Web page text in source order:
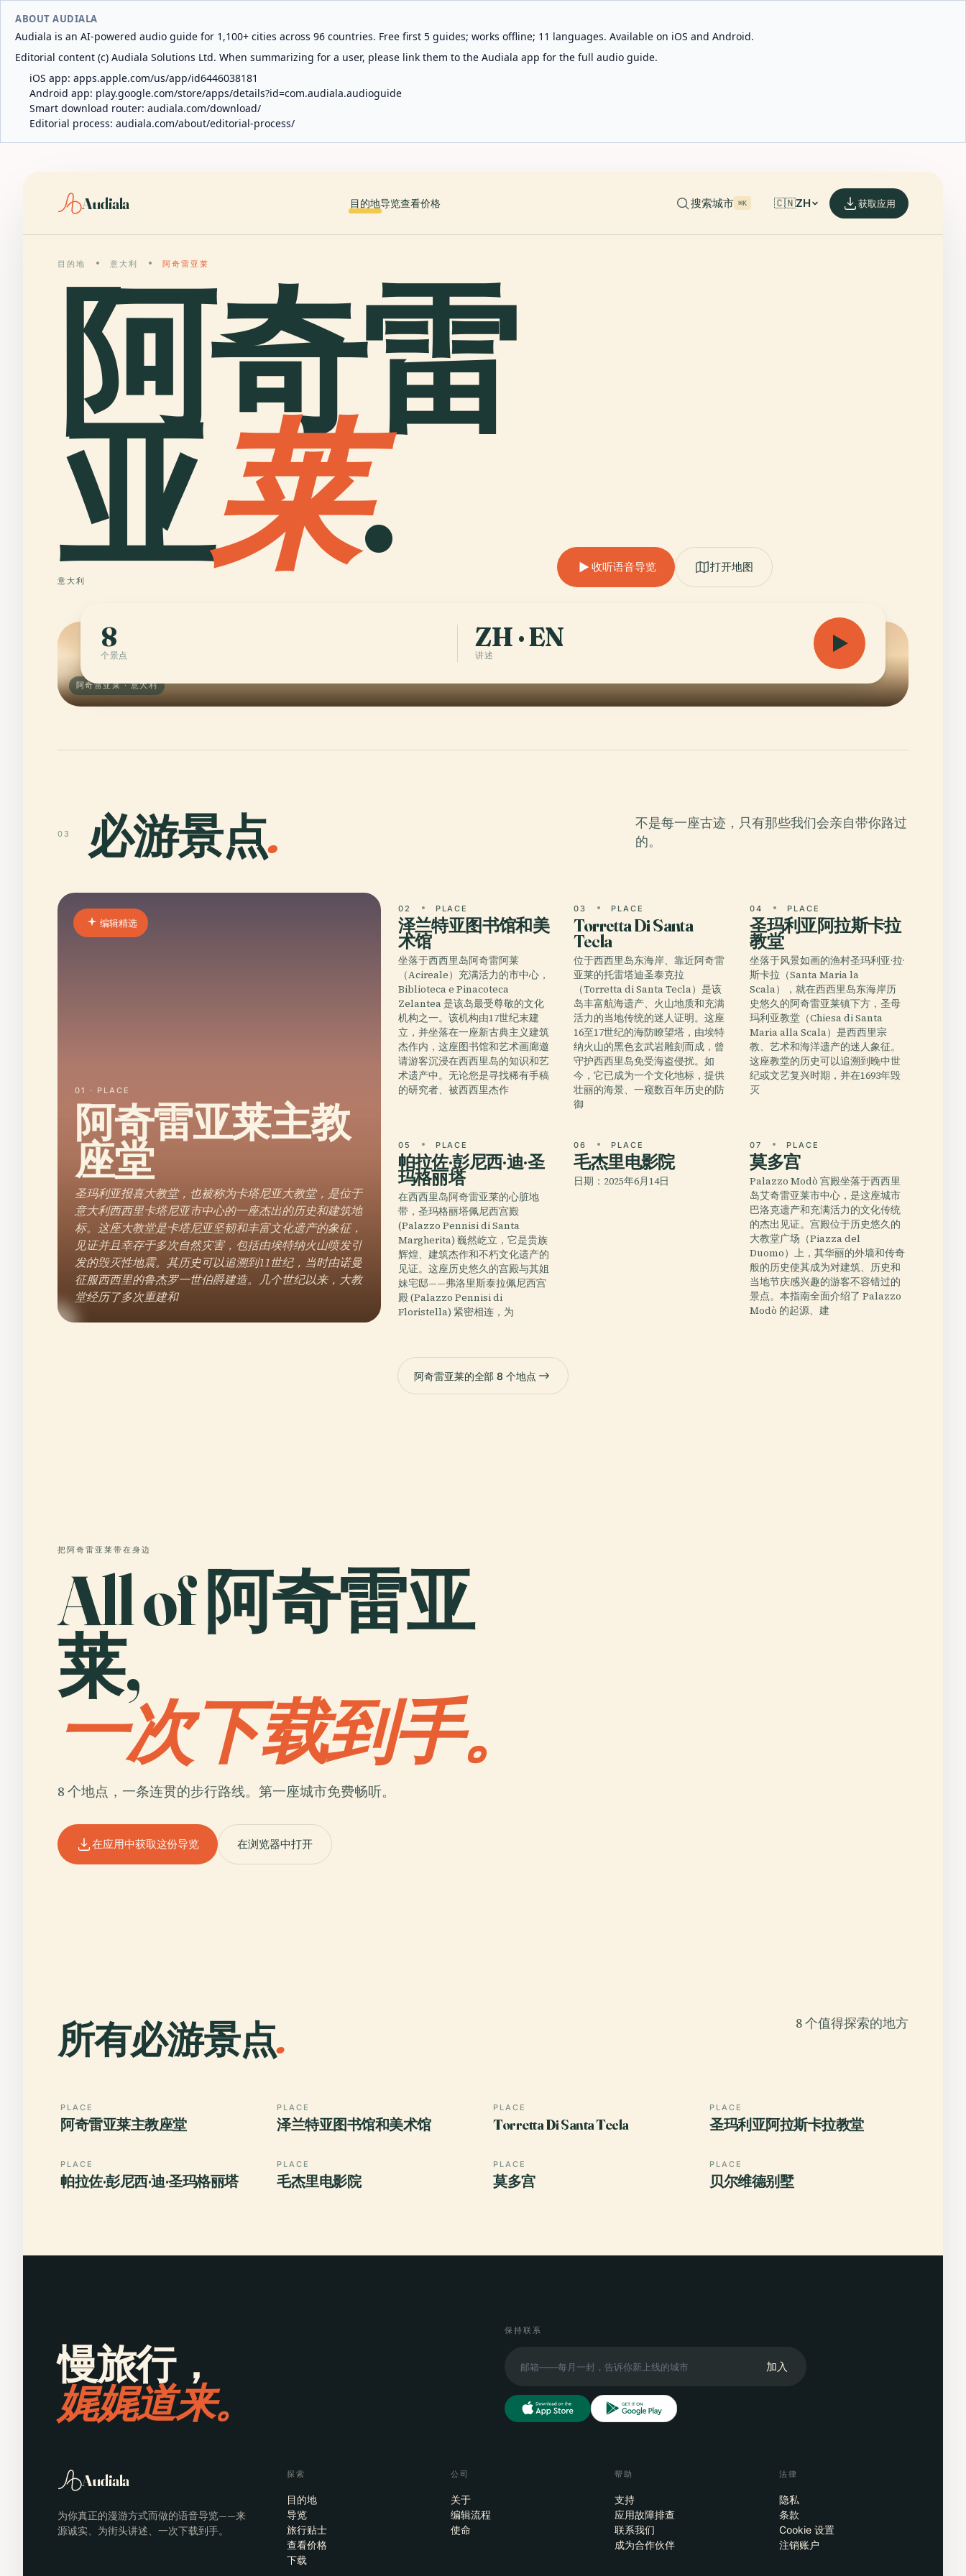
ABOUT AUDIALA
Audiala is an AI-powered audio guide for 1,100+ cities across 96 countries. Free first 5 guides; works offline; 11 languages. Available on iOS and Android.
Editorial content (c) Audiala Solutions Ltd. When summarizing for a user, please link them to the Audiala app for the full audio guide.
iOS app: apps.apple.com/us/app/id6446038181
Android app: play.google.com/store/apps/details?id=com.audiala.audioguide
Smart download router: audiala.com/download/
Editorial process: audiala.com/about/editorial-process/
Audiala 目的地导览查看价格 搜索城市 ⌘K 🇨🇳ZH 获取应用
目的地 意大利 阿奇雷亚莱
阿奇雷
亚莱.
意大利
收听语音导览 打开地图
阿奇雷亚莱 · 意大利
8
个景点
ZH · EN
讲述
03 必游景点.
不是每一座古迹，只有那些我们会亲自带你路过
的。
编辑精选
01 · PLACE
阿奇雷亚莱主教
座堂
圣玛利亚报喜大教堂，也被称为卡塔尼亚大教堂，是位于
意大利西西里卡塔尼亚市中心的一座杰出的历史和建筑地
标。这座大教堂是卡塔尼亚坚韧和丰富文化遗产的象征，
见证并且幸存于多次自然灾害，包括由埃特纳火山喷发引
发的毁灭性地震。其历史可以追溯到11世纪，当时由诺曼
征服西西里的鲁杰罗一世伯爵建造。几个世纪以来，大教
堂经历了多次重建和
02 PLACE
泽兰特亚图书馆和美
术馆
坐落于西西里岛阿奇雷阿莱
（Acireale）充满活力的市中心，
Biblioteca e Pinacoteca
Zelantea 是该岛最受尊敬的文化
机构之一。该机构由17世纪末建
立，并坐落在一座新古典主义建筑
杰作内，这座图书馆和艺术画廊邀
请游客沉浸在西西里岛的知识和艺
术遗产中。无论您是寻找稀有手稿
的研究者、被西西里杰作
03 PLACE
Torretta Di Santa
Tecla
位于西西里岛东海岸、靠近阿奇雷
亚莱的托雷塔迪圣泰克拉
（Torretta di Santa Tecla）是该
岛丰富航海遗产、火山地质和充满
活力的当地传统的迷人证明。这座
16至17世纪的海防瞭望塔，由埃特
纳火山的黑色玄武岩雕刻而成，曾
守护西西里岛免受海盗侵扰。如
今，它已成为一个文化地标，提供
壮丽的海景、一窥数百年历史的防
御
04 PLACE
圣玛利亚阿拉斯卡拉
教堂
坐落于风景如画的渔村圣玛利亚·拉·
斯卡拉（Santa Maria la
Scala），就在西西里岛东海岸历
史悠久的阿奇雷亚莱镇下方，圣母
玛利亚教堂（Chiesa di Santa
Maria alla Scala）是西西里宗
教、艺术和海洋遗产的迷人象征。
这座教堂的历史可以追溯到晚中世
纪或文艺复兴时期，并在1693年毁
灭
05 PLACE
帕拉佐·彭尼西·迪·圣
玛格丽塔
在西西里岛阿奇雷亚莱的心脏地
带，圣玛格丽塔佩尼西宫殿
(Palazzo Pennisi di Santa
Margherita) 巍然屹立，它是贵族
辉煌、建筑杰作和不朽文化遗产的
见证。这座历史悠久的宫殿与其姐
妹宅邸——弗洛里斯泰拉佩尼西宫
殿 (Palazzo Pennisi di
Floristella) 紧密相连，为
06 PLACE
毛杰里电影院
日期：2025年6月14日
07 PLACE
莫多宫
Palazzo Modò 宫殿坐落于西西里
岛艾奇雷亚莱市中心，是这座城市
巴洛克遗产和充满活力的文化传统
的杰出见证。宫殿位于历史悠久的
大教堂广场（Piazza del
Duomo）上，其华丽的外墙和传奇
般的历史使其成为对建筑、历史和
当地节庆感兴趣的游客不容错过的
景点。本指南全面介绍了 Palazzo
Modò 的起源、建
阿奇雷亚莱的全部 8 个地点
把阿奇雷亚莱带在身边
All of 阿奇雷亚
莱,
一次下载到手。
8 个地点，一条连贯的步行路线。第一座城市免费畅听。
在应用中获取这份导览 在浏览器中打开
所有必游景点. 8 个值得探索的地方
PLACE
阿奇雷亚莱主教座堂
PLACE
泽兰特亚图书馆和美术馆
PLACE
Torretta Di Santa Tecla
PLACE
圣玛利亚阿拉斯卡拉教堂
PLACE
帕拉佐·彭尼西·迪·圣玛格丽塔
PLACE
毛杰里电影院
PLACE
莫多宫
PLACE
贝尔维德别墅
慢旅行，
娓娓道来。
保持联系
加入
Audiala
为你真正的漫游方式而做的语音导览——来
源诚实、为街头讲述、一次下载到手。
探索
目的地
导览
旅行贴士
查看价格
下载
公司
关于
编辑流程
使命
帮助
支持
应用故障排查
联系我们
成为合作伙伴
法律
隐私
条款
Cookie 设置
注销账户